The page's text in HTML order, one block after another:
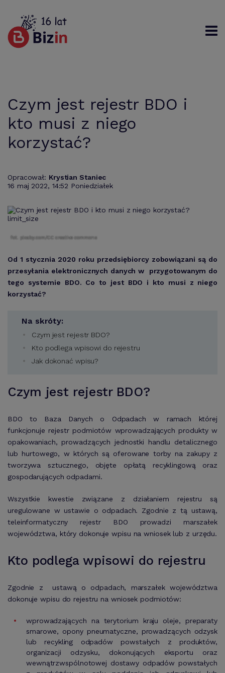
Czym jest rejestr BDO i
kto musi z niego
korzystać?
Opracował: Krystian Staniec
16 maj 2022, 14:52 Poniedziałek
fot. pixaby.com/CC creative commons
Od 1 stycznia 2020 roku przedsiębiorcy zobowiązani są do
przesyłania elektronicznych danych w przygotowanym do
tego systemie BDO. Co to jest BDO i kto musi z niego
korzystać?
Na skróty:
Czym jest rejestr BDO?
Kto podlega wpisowi do rejestru
Jak dokonać wpisu?
Czym jest rejestr BDO?
BDO to Baza Danych o Odpadach w ramach której
funkcjonuje rejestr podmiotów wprowadzających produkty w
opakowaniach, prowadzących jednostki handlu detalicznego
lub hurtowego, w których są oferowane torby na zakupy z
tworzywa sztucznego, objęte opłatą recyklingową oraz
gospodarujących odpadami.
Wszystkie kwestie związane z działaniem rejestru są
uregulowane w ustawie o odpadach. Zgodnie z tą ustawą,
teleinformatyczny rejestr BDO prowadzi marszałek
województwa, który dokonuje wpisu na wniosek lub z urzędu.
Kto podlega wpisowi do rejestru
Zgodnie z ustawą o odpadach, marszałek województwa
dokonuje wpisu do rejestru na wniosek podmiotów:
wprowadzających na terytorium kraju oleje, preparaty
smarowe, opony pneumatyczne, prowadzących odzysk
lub recykling odpadów powstałych z produktów,
organizacji odzysku, dokonujących eksportu oraz
wewnątrzwspólnotowej dostawy odpadów powstałych